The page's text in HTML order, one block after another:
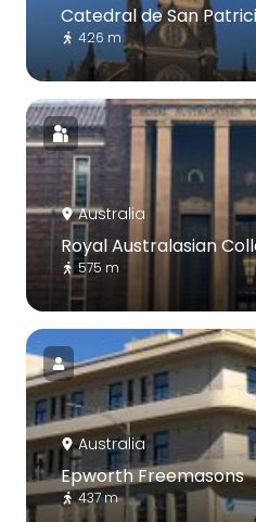
Catedral de San
426 m
Australia
Royal Australasian
575 m
Australia
Epworth Freemasons
437 m